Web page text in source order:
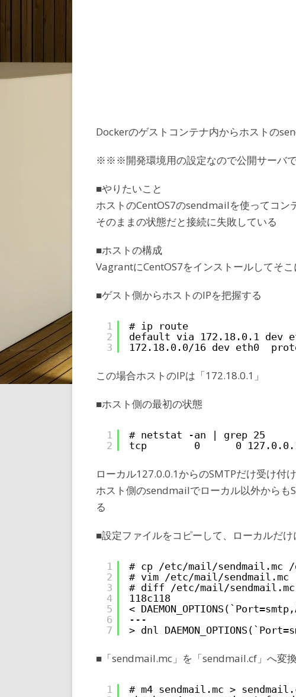
Dockerのゲストコンテナ内からホストの
※※※開発環境用の設定なので公開サーバ
■やりたいこと
ホストのCentOS7のsendmailを使ってコン
そのままの状態だと接続に失敗している
■ホストの構成
VagrantにCentOS7をインストールしてそ
■ゲスト側からホストのIPを把握する
1
2
3
# ip route
default via 172.18.0.1 dev
172.18.0.0/16 dev eth0
この場合ホストのIPは「172.18.0.1」
■ホスト側の最初の状態
1
2
# netstat -an | grep 25
tcp        0      0
ローカル127.0.0.1からのSMTPだけ受け付
ホスト側のsendmailでローカル以外からも
る
■設定ファイルをコピーして、ローカルだ
1
2
3
4
5
6
7
# cp /etc/mail/sendmail.mc
# vim /etc/mail/sendmail.mc
# diff /etc/mail/
118c118
<
---
> dnl
■「sendmail.mc」を「sendmail.cf」へ変
1
# m4 sendmail.mc >